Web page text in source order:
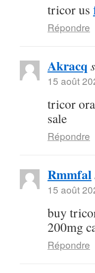
tricor us
Répondre
Akracq
15 août
tricor
sale
Répondre
Rmmfal
15 août
buy
200mg
Répondre